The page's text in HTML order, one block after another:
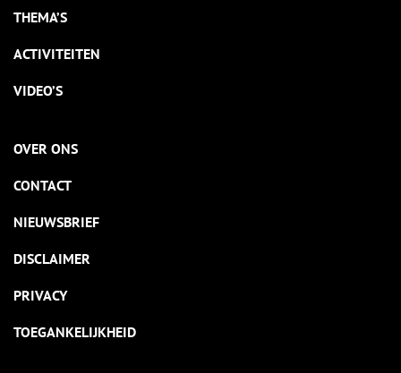
THEMA’S
ACTIVITEITEN
VIDEO’S
OVER ONS
CONTACT
NIEUWSBRIEF
DISCLAIMER
PRIVACY
TOEGANKELIJKHEID